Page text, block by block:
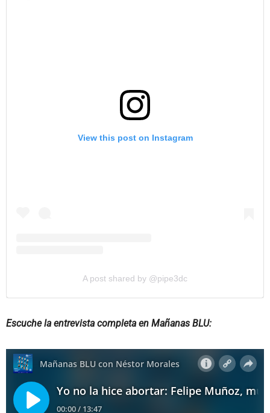
View this post on Instagram
A post shared by @pipe3dc
Escuche la entrevista completa en Mañanas BLU: